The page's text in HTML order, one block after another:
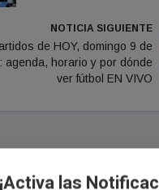
NOTICIA SIGUIENTE
de HOY, domingo 9 de
agenda, horario y por dónde
ver fútbol EN VIVO
las